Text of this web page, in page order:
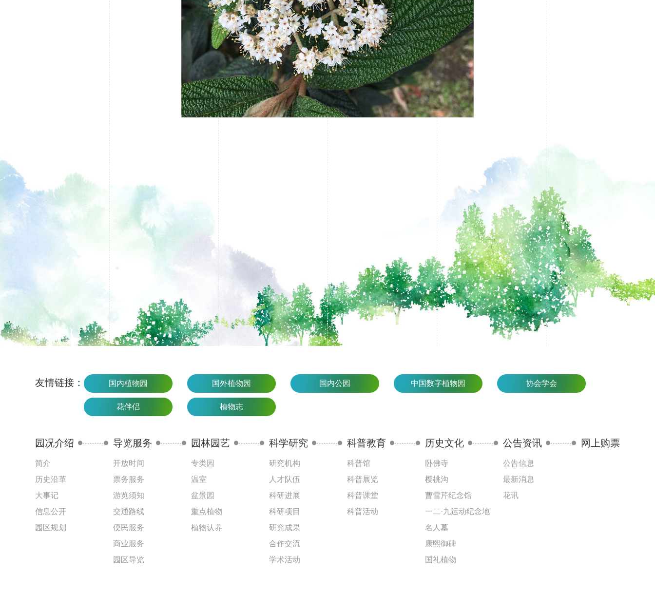
友情链接： 国内植物园 国外植物园 国内公园 中国数字植物园 协会学会
花伴侣 植物志
园况介绍
简介
历史沿革
大事记
信息公开
园区规划
导览服务
开放时间
票务服务
游览须知
交通路线
便民服务
商业服务
园区导览
园林园艺
专类园
温室
盆景园
重点植物
植物认养
科学研究
研究机构
人才队伍
科研进展
科研项目
研究成果
合作交流
学术活动
科普教育
科普馆
科普展览
科普课堂
科普活动
历史文化
卧佛寺
樱桃沟
曹雪芹纪念馆
一二·九运动纪念地
名人墓
康熙御碑
国礼植物
公告资讯
公告信息
最新消息
花讯
网上购票